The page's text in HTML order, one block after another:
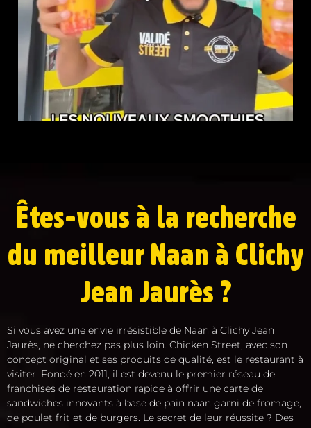
Êtes-vous à la recherche
du meilleur Naan à Clichy
Jean Jaurès ?
Si vous avez une envie irrésistible de Naan à Clichy Jean
Jaurès, ne cherchez pas plus loin. Chicken Street, avec son
concept original et ses produits de qualité, est le restaurant à
visiter. Fondé en 2011, il est devenu le premier réseau de
franchises de restauration rapide à offrir une carte de
sandwiches innovants à base de pain naan garni de fromage,
de poulet frit et de burgers. Le secret de leur réussite ? Des